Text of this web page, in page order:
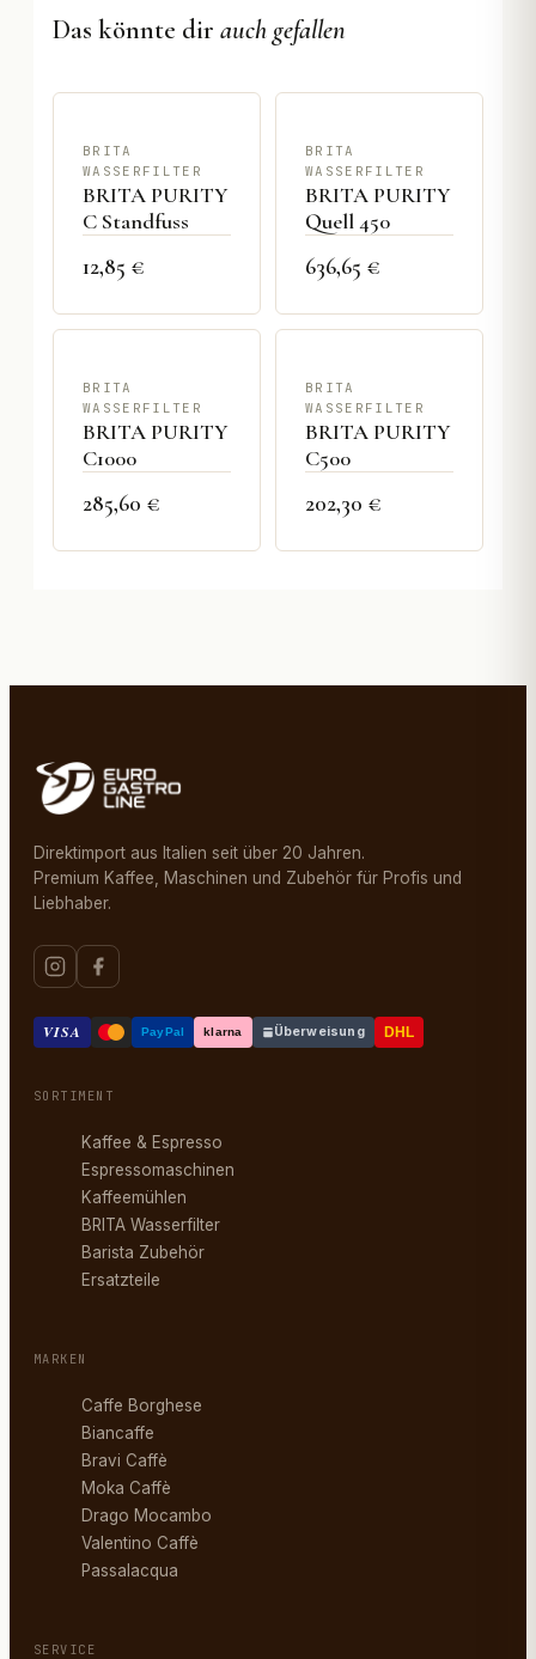
Das könnte dir auch gefallen
BRITA
WASSERFILTER
BRITA PURITY
C Standfuss
12,85 €
BRITA
WASSERFILTER
BRITA PURITY
Quell 450
636,65 €
BRITA
WASSERFILTER
BRITA PURITY
C1000
285,60 €
BRITA
WASSERFILTER
BRITA PURITY
C500
202,30 €
Direktimport aus Italien seit über 20 Jahren.
Premium Kaffee, Maschinen und Zubehör für Profis und
Liebhaber.
VISA PayPal klarna Überweisung DHL
SORTIMENT
Kaffee & Espresso
Espressomaschinen
Kaffeemühlen
BRITA Wasserfilter
Barista Zubehör
Ersatzteile
MARKEN
Caffe Borghese
Biancaffe
Bravi Caffè
Moka Caffè
Drago Mocambo
Valentino Caffè
Passalacqua
SERVICE